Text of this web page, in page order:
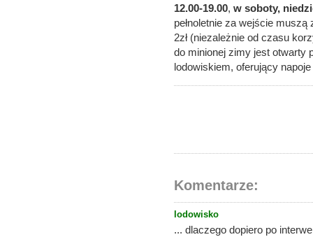
12.00-19.00, w soboty,
pełnoletnie za wejście muszą
2zł (niezależnie od czasu
do minionej zimy jest otwarty
lodowiskiem, oferujący napoje
Komentarze:
lodowisko
... dlaczego dopiero po